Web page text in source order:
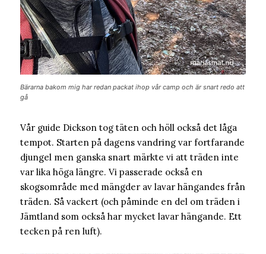
Bärarna bakom mig har redan packat ihop vår camp och är snart redo att
gå
Vår guide Dickson tog täten och höll också det låga
tempot. Starten på dagens vandring var fortfarande
djungel men ganska snart märkte vi att träden inte
var lika höga längre. Vi passerade också en
skogsområde med mängder av lavar hängandes från
träden. Så vackert (och påminde en del om träden i
Jämtland som också har mycket lavar hängande. Ett
tecken på ren luft).